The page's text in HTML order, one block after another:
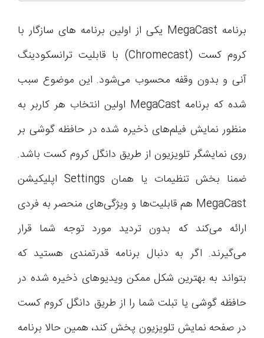
برنامه MegaCast یکی از اولین برنامه های سازگار با
کروم کست (Chromecast) با قابلیت ترانسکودینگ
آنی و بدون وقفه محسوب می‌شود. این موضوع سبب
شده که برنامه MegaCast اولین انتخاب هر کاربر به
منظور نمایش فیلم‌های ذخیره شده در حافظه گوشی بر
روی نمایشگر تلویزیون از طریق دانگل کروم کست باشد.
ضمنا بخش تنظیمات یا همان Settings اپلیکیشن
MegaCast هم قابلیت‌ها و ویژگی‌های منحصر به فردی
ارائه می‌کند که بدون تردید مورد توجه شما قرار
می‌گیرند. اگر به دنبال برنامه قدرتمندی هستید که
بتواند به بهترین شکل ممکن ویدیوهای ذخیره شده در
حافظه گوشی یا تبلت شما را از طریق دانگل کروم کست
در صفحه نمایش تلویزیون پخش کند، همین حالا برنامه